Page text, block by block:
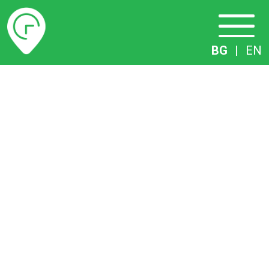
Разписание
BG | EN